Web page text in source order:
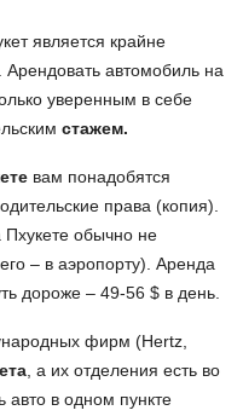
является крайне
. Арендовать автомобиль на
уверенным в себе
стажем.
вам понадобятся
права (копия).
обычно не
– в аэропорту). Аренда
дороже – 49-56 $ в день.
фирм (Hertz,
, а их отделения есть во
авто в одном пункте